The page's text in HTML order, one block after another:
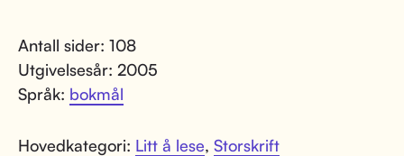
Antall sider: 108
Utgivelsesår: 2005
Språk: bokmål
Hovedkategori: Litt å lese, Storskrift